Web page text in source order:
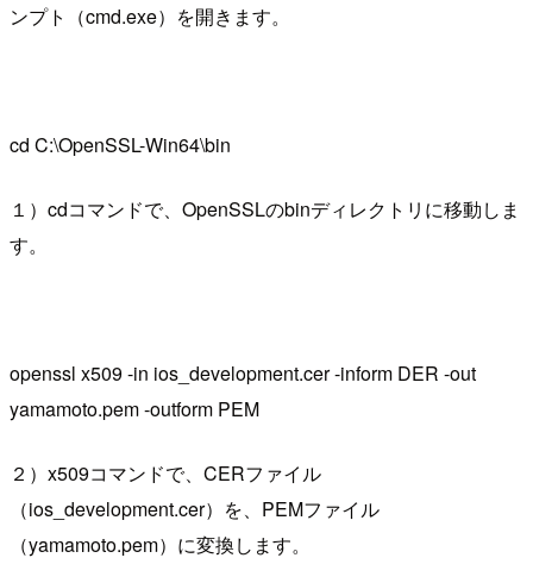
ンプト（cmd.exe）を開きます。
cd C:\OpenSSL-Win64\bin
１）cdコマンドで、OpenSSLのbinディレクトリに移動しま
す。
openssl x509 -in ios_development.cer -inform DER -out
yamamoto.pem -outform PEM
２）x509コマンドで、CERファイル
（ios_development.cer）を、PEMファイル
（yamamoto.pem）に変換します。